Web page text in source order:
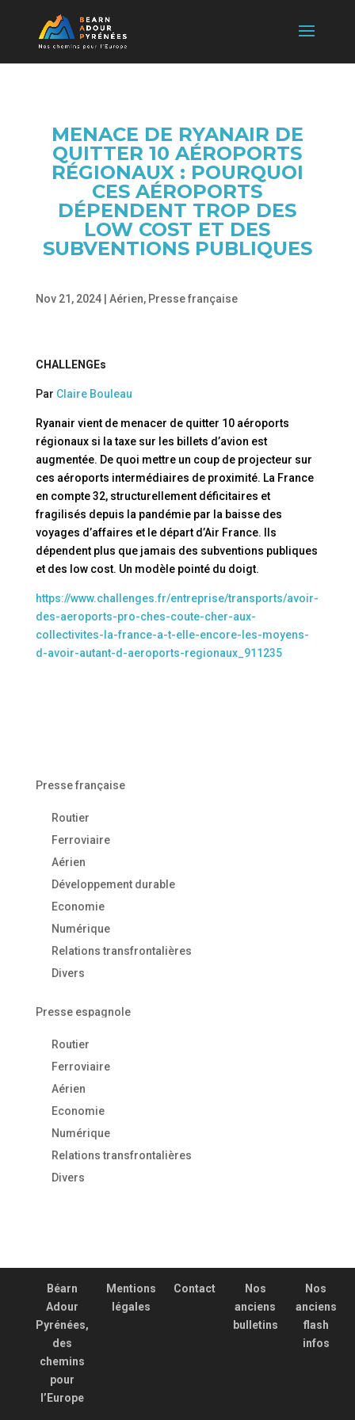
MENACE DE RYANAIR DE
QUITTER 10 AÉROPORTS
RÉGIONAUX : POURQUOI
CES AÉROPORTS
DÉPENDENT TROP DES
LOW COST ET DES
SUBVENTIONS PUBLIQUES
Nov 21, 2024| Aérien, Presse française
CHALLENGEs
Par Claire Bouleau
Ryanair vient de menacer de quitter 10 aéroports
régionaux si la taxe sur les billets d’avion est
augmentée. De quoi mettre un coup de projecteur sur
ces aéroports intermédiaires de proximité. La France
en compte 32, structurellement déficitaires et
fragilisés depuis la pandémie par la baisse des
voyages d’affaires et le départ d’Air France. Ils
dépendent plus que jamais des subventions publiques
et des low cost. Un modèle pointé du doigt.
https://www.challenges.fr/entreprise/transports/avoir-
des-aeroports-pro-ches-coute-cher-aux-
collectivites-la-france-a-t-elle-encore-les-moyens-
d-avoir-autant-d-aeroports-regionaux_911235
Presse française
Routier
Ferroviaire
Aérien
Développement durable
Economie
Numérique
Relations transfrontalières
Divers
Presse espagnole
Routier
Ferroviaire
Aérien
Economie
Numérique
Relations transfrontalières
Divers
Béarn
Adour
Pyrénées,
des
chemins
pour
l’Europe
Mentions
légales
Contact
Nos
anciens
bulletins
Nos
anciens
flash
infos